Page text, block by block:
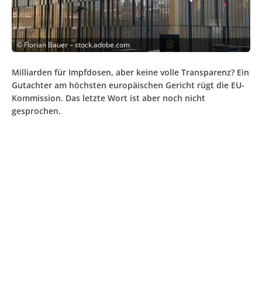
©Florian Bauer – stock.adobe.com
Milliarden für Impfdosen, aber keine volle Transparenz? Ein
Gutachter am höchsten europäischen Gericht rügt die EU-
Kommission. Das letzte Wort ist aber noch nicht
gesprochen.